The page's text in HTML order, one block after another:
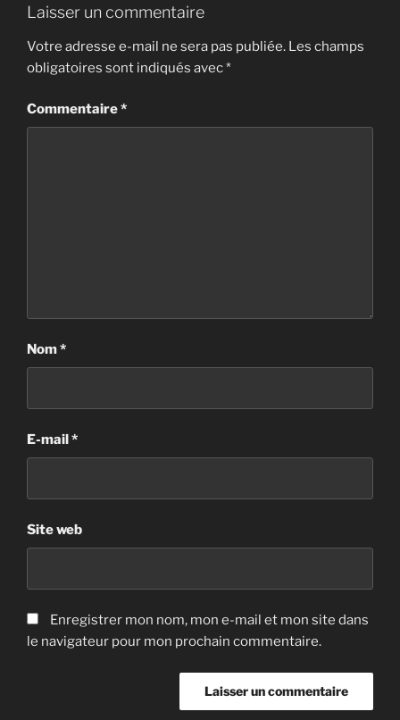
Laisser un commentaire
Votre adresse e-mail ne sera pas publiée. Les champs
obligatoires sont indiqués avec*
Commentaire*
Nom*
E-mail*
Site web
Enregistrer mon nom, mon e-mail et mon site dans
le navigateur pour mon prochain commentaire.